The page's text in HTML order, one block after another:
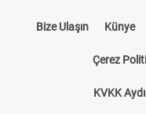
Bize Ulaşın Künye
Çerez
KVKK